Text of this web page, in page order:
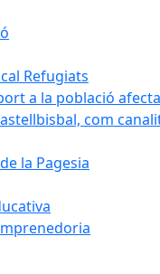
Refugiats
a la població
com
la Pagesia